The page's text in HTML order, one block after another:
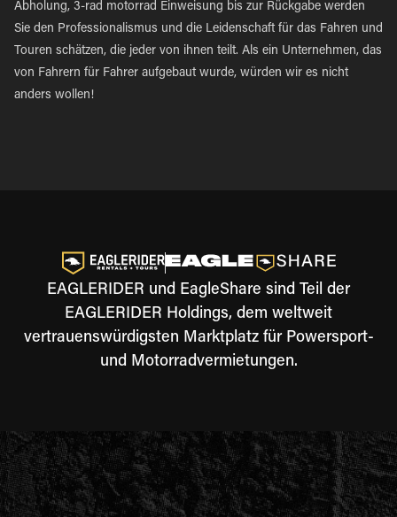
Abholung, 3-rad motorrad Einweisung bis zur Rückgabe werden
Sie den Professionalismus und die Leidenschaft für das Fahren und
Touren schätzen, die jeder von ihnen teilt. Als ein Unternehmen, das
von Fahrern für Fahrer aufgebaut wurde, würden wir es nicht
anders wollen!
EAGLERIDER und EagleShare sind Teil der
EAGLERIDER Holdings, dem weltweit
vertrauenswürdigsten Marktplatz für Powersport-
und Motorradvermietungen.